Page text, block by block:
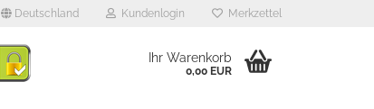
Deutschland Kundenlogin Merkzettel
Ihr Warenkorb
0,00 EUR